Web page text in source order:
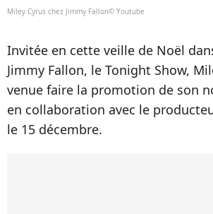
Miley Cyrus chez Jimmy Fallon© Youtube
Invitée en cette veille de Noël
Jimmy Fallon, le Tonight Show,
venue faire la promotion de son
en collaboration avec le
le 15 décembre.